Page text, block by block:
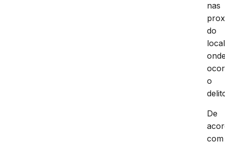
nas
do
local
o
De
com